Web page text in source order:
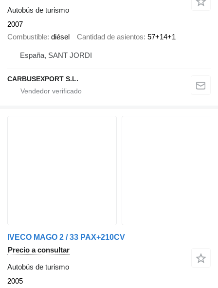
Autobús de turismo
2007
Combustible diésel Cantidad de asientos 57+14+1
España, SANT JORDI
CARBUSEXPORT S.L.
IVECO MAGO 2 / 33 PAX+210CV
Precio a consultar
Autobús de turismo
2005